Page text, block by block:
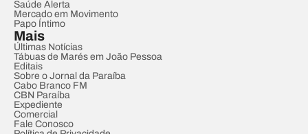
Saúde Alerta
Mercado em Movimento
Papo Íntimo
Mais
Últimas Notícias
Tábuas de Marés em João Pessoa
Editais
Sobre o Jornal da Paraíba
Cabo Branco FM
CBN Paraíba
Expediente
Comercial
Fale Conosco